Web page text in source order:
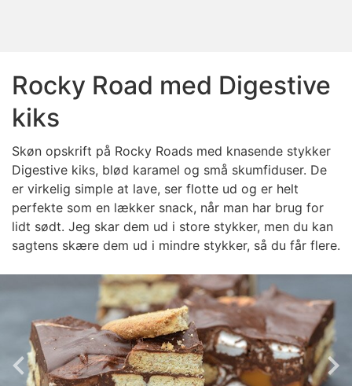
Rocky Road med Digestive
kiks
Skøn opskrift på Rocky Roads med knasende stykker
Digestive kiks, blød karamel og små skumfiduser. De
er virkelig simple at lave, ser flotte ud og er helt
perfekte som en lækker snack, når man har brug for
lidt sødt. Jeg skar dem ud i store stykker, men du kan
sagtens skære dem ud i mindre stykker, så du får flere.